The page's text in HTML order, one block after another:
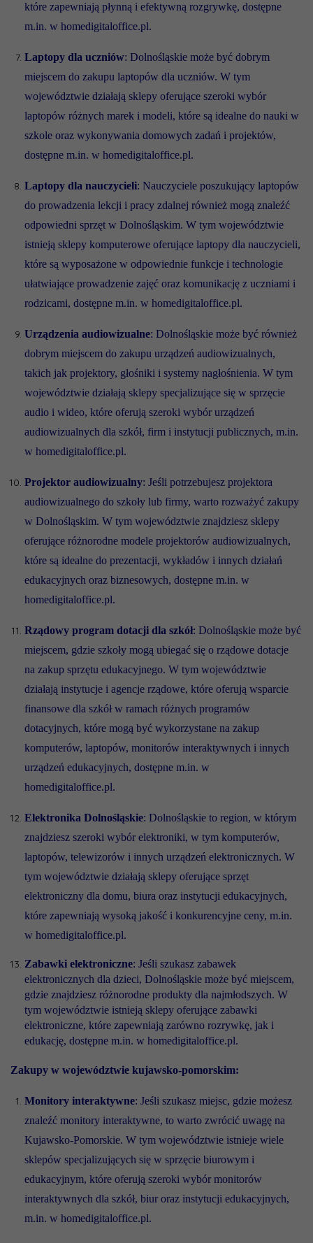
które zapewniają płynną i efektywną rozgrywkę, dostępne
m.in. w homedigitaloffice.pl.
Laptopy dla uczniów: Dolnośląskie może być dobrym
miejscem do zakupu laptopów dla uczniów. W tym
województwie działają sklepy oferujące szeroki wybór
laptopów różnych marek i modeli, które są idealne do nauki w
szkole oraz wykonywania domowych zadań i projektów,
dostępne m.in. w homedigitaloffice.pl.
Laptopy dla nauczycieli: Nauczyciele poszukujący laptopów
do prowadzenia lekcji i pracy zdalnej również mogą znaleźć
odpowiedni sprzęt w Dolnośląskim. W tym województwie
istnieją sklepy komputerowe oferujące laptopy dla nauczycieli,
które są wyposażone w odpowiednie funkcje i technologie
ułatwiające prowadzenie zajęć oraz komunikację z uczniami i
rodzicami, dostępne m.in. w homedigitaloffice.pl.
Urządzenia audiowizualne: Dolnośląskie może być również
dobrym miejscem do zakupu urządzeń audiowizualnych,
takich jak projektory, głośniki i systemy nagłośnienia. W tym
województwie działają sklepy specjalizujące się w sprzęcie
audio i wideo, które oferują szeroki wybór urządzeń
audiowizualnych dla szkół, firm i instytucji publicznych, m.in.
w homedigitaloffice.pl.
Projektor audiowizualny: Jeśli potrzebujesz projektora
audiowizualnego do szkoły lub firmy, warto rozważyć zakupy
w Dolnośląskim. W tym województwie znajdziesz sklepy
oferujące różnorodne modele projektorów audiowizualnych,
które są idealne do prezentacji, wykładów i innych działań
edukacyjnych oraz biznesowych, dostępne m.in. w
homedigitaloffice.pl.
Rządowy program dotacji dla szkół: Dolnośląskie może być
miejscem, gdzie szkoły mogą ubiegać się o rządowe dotacje
na zakup sprzętu edukacyjnego. W tym województwie
działają instytucje i agencje rządowe, które oferują wsparcie
finansowe dla szkół w ramach różnych programów
dotacyjnych, które mogą być wykorzystane na zakup
komputerów, laptopów, monitorów interaktywnych i innych
urządzeń edukacyjnych, dostępne m.in. w
homedigitaloffice.pl.
Elektronika Dolnośląskie: Dolnośląskie to region, w którym
znajdziesz szeroki wybór elektroniki, w tym komputerów,
laptopów, telewizorów i innych urządzeń elektronicznych. W
tym województwie działają sklepy oferujące sprzęt
elektroniczny dla domu, biura oraz instytucji edukacyjnych,
które zapewniają wysoką jakość i konkurencyjne ceny, m.in.
w homedigitaloffice.pl.
Zabawki elektroniczne: Jeśli szukasz zabawek
elektronicznych dla dzieci, Dolnośląskie może być miejscem,
gdzie znajdziesz różnorodne produkty dla najmłodszych. W
tym województwie istnieją sklepy oferujące zabawki
elektroniczne, które zapewniają zarówno rozrywkę, jak i
edukację, dostępne m.in. w homedigitaloffice.pl.
Zakupy w województwie kujawsko-pomorskim:
Monitory interaktywne: Jeśli szukasz miejsc, gdzie możesz
znaleźć monitory interaktywne, to warto zwrócić uwagę na
Kujawsko-Pomorskie. W tym województwie istnieje wiele
sklepów specjalizujących się w sprzęcie biurowym i
edukacyjnym, które oferują szeroki wybór monitorów
interaktywnych dla szkół, biur oraz instytucji edukacyjnych,
m.in. w homedigitaloffice.pl.